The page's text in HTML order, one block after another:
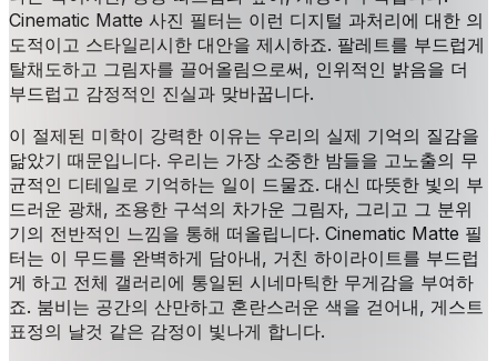
Cinematic Matte 사진 필터는 이런 디지털 과처리에 대한 의
도적이고 스타일리시한 대안을 제시하죠. 팔레트를 부드럽게
탈채도하고 그림자를 끌어올림으로써, 인위적인 밝음을 더
부드럽고 감정적인 진실과 맞바꿉니다.
이 절제된 미학이 강력한 이유는 우리의 실제 기억의 질감을
닮았기 때문입니다. 우리는 가장 소중한 밤들을 고노출의 무
균적인 디테일로 기억하는 일이 드물죠. 대신 따뜻한 빛의 부
드러운 광채, 조용한 구석의 차가운 그림자, 그리고 그 분위
기의 전반적인 느낌을 통해 떠올립니다. Cinematic Matte 필
터는 이 무드를 완벽하게 담아내, 거친 하이라이트를 부드럽
게 하고 전체 갤러리에 통일된 시네마틱한 무게감을 부여하
죠. 붐비는 공간의 산만하고 혼란스러운 색을 걷어내, 게스트
표정의 날것 같은 감정이 빛나게 합니다.